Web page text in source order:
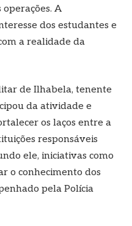
A
dos estudantes e
a realidade da
de Ilhabela, tenente
da atividade e
os laços entre a
responsáveis
ele, iniciativas como
o conhecimento dos
pela Polícia